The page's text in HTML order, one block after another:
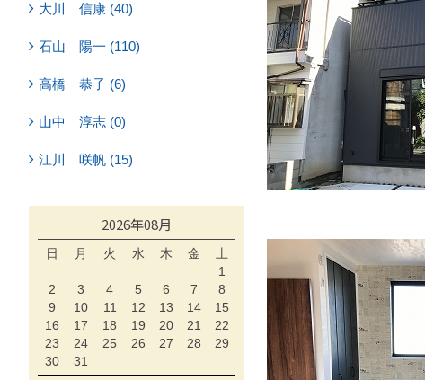
大川 信康 (40)
石山 陽一 (110)
高橋 恭子 (6)
山中 淳志 (0)
江川 咲帆 (15)
2026年08月
日 月 火 水 木 金
土
1
2
3 4 5 6 7
8
9
10 11 12 13 14
15
16
17 18 19 20 21
22
23
24 25 26 27 28
29
30
31